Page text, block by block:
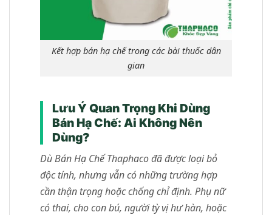
Kết hợp bán hạ chế trong các bài thuốc dân
gian
Lưu Ý Quan Trọng Khi Dùng
Bán Hạ Chế: Ai Không Nên
Dùng?
Dù Bán Hạ Chế Thaphaco đã được loại bỏ
độc tính, nhưng vẫn có những trường hợp
cần thận trọng hoặc chống chỉ định. Phụ nữ
có thai, cho con bú, người tỳ vị hư hàn, hoặc